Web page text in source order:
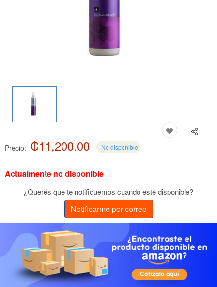
Precio: ₡11,200.00 No disponible
Actualmente no disponible
¿Querés que te notifiquemos cuando esté disponible?
Notificarme por correo